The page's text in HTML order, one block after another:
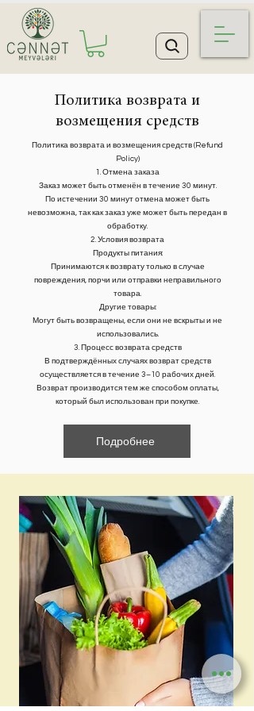
Политика возврата и
возмещения средств
Политика возврата и возмещения средств (Refund
Policy)
1. Отмена заказа
Заказ может быть отменён в течение 30 минут.
По истечении 30 минут отмена может быть
невозможна, так как заказ уже может быть передан в
обработку.
2. Условия возврата
Продукты питания:
Принимаются к возврату только в случае
повреждения, порчи или отправки неправильного
товара.
Другие товары:
Могут быть возвращены, если они не вскрыты и не
использовались.
3. Процесс возврата средств
В подтверждённых случаях возврат средств
осуществляется в течение 3–10 рабочих дней.
Возврат производится тем же способом оплаты,
который был использован при покупке.
Подробнее